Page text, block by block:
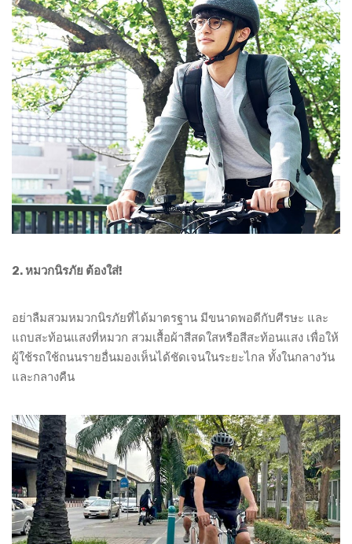
2. หมวกนิรภัย ต้องใส่!
อย่าลืมสวมหมวกนิรภัยที่ได้มาตรฐาน มีขนาดพอดีกับศีรษะ และ
แถบสะท้อนแสงที่หมวก สวมเสื้อผ้าสีสดใสหรือสีสะท้อนแสง เพื่อให้
ผู้ใช้รถใช้ถนนรายอื่นมองเห็นได้ชัดเจนในระยะไกล ทั้งในกลางวัน
และกลางคืน